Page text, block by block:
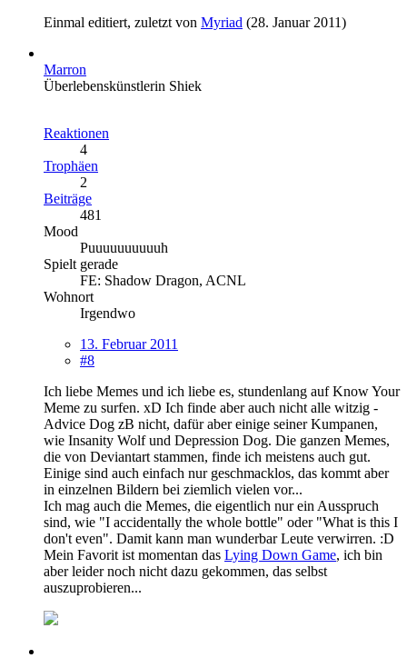
Einmal editiert, zuletzt von Myriad (28. Januar 2011)
Marron
Überlebenskünstlerin Shiek
Reaktionen
4
Trophäen
2
Beiträge
481
Mood
Puuuuuuuuuuh
Spielt gerade
FE: Shadow Dragon, ACNL
Wohnort
Irgendwo
13. Februar 2011
#8
Ich liebe Memes und ich liebe es, stundenlang auf Know Your
Meme zu surfen. xD Ich finde aber auch nicht alle witzig -
Advice Dog zB nicht, dafür aber einige seiner Kumpanen,
wie Insanity Wolf und Depression Dog. Die ganzen Memes,
die von Deviantart stammen, finde ich meistens auch gut.
Einige sind auch einfach nur geschmacklos, das kommt aber
in einzelnen Bildern bei ziemlich vielen vor...
Ich mag auch die Memes, die eigentlich nur ein Ausspruch
sind, wie "I accidentally the whole bottle" oder "What is this I
don't even". Damit kann man wunderbar Leute verwirren. :D
Mein Favorit ist momentan das Lying Down Game, ich bin
aber leider noch nicht dazu gekommen, das selbst
auszuprobieren...